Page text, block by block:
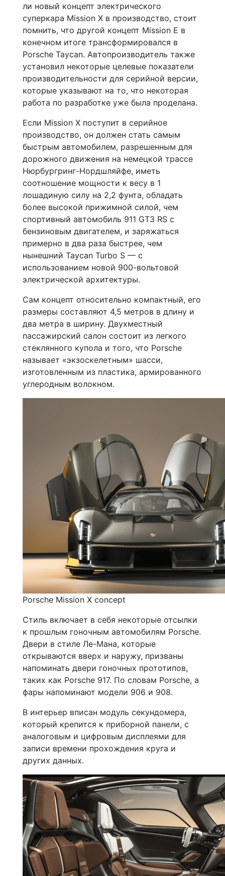
ли новый концепт электрического
суперкара Mission X в производство, стоит
помнить, что другой концепт Mission E в
конечном итоге трансформировался в
Porsche Taycan. Автопроизводитель также
установил некоторые целевые показатели
производительности для серийной версии,
которые указывают на то, что некоторая
работа по разработке уже была проделана.
Если Mission X поступит в серийное
производство, он должен стать самым
быстрым автомобилем, разрешенным для
дорожного движения на немецкой трассе
Нюрбургринг-Нордшляйфе, иметь
соотношение мощности к весу в 1
лошадиную силу на 2,2 фунта, обладать
более высокой прижимной силой, чем
спортивный автомобиль 911 GT3 RS с
бензиновым двигателем, и заряжаться
примерно в два раза быстрее, чем
нынешний Taycan Turbo S — с
использованием новой 900-вольтовой
электрической архитектуры.
Сам концепт относительно компактный, его
размеры составляют 4,5 метров в длину и
два метра в ширину. Двухместный
пассажирский салон состоит из легкого
стеклянного купола и того, что Porsche
называет «экзоскелетным» шасси,
изготовленным из пластика, армированного
углеродным волокном.
Porsche Mission X concept
Стиль включает в себя некоторые отсылки
к прошлым гоночным автомобилям Porsche.
Двери в стиле Ле-Мана, которые
открываются вверх и наружу, призваны
напоминать двери гоночных прототипов,
таких как Porsche 917. По словам Porsche, а
фары напоминают модели 906 и 908.
В интерьер вписан модуль секундомера,
который крепится к приборной панели, с
аналоговым и цифровым дисплеями для
записи времени прохождения круга и
других данных.